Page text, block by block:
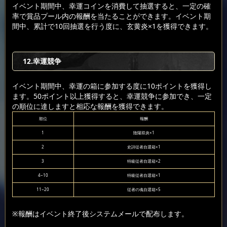
イベント期間中、幸運コインを消費して抽選すると、一定の確
率で賞品プール内の報酬を当たることができます。イベント期
間中、累計で10回抽選を行う度に、玄黄炎×1を獲得できます。
12.幸運競争
イベント期間中、幸運の箱に参加する度に10ポイントを獲得し
ます。50ポイント以上獲得すると、幸運競争に参加でき、一定
の順位に達しますと相応な報酬を獲得できます。
順位 報酬
1 陰陽双炎×1
2 史詩従者自選箱×1
3 特級従者自選箱×2
4~10 特級従者自選箱×1
11~20 従者の魂自選箱×5
※報酬はイベント終了後システムメールで配布します。